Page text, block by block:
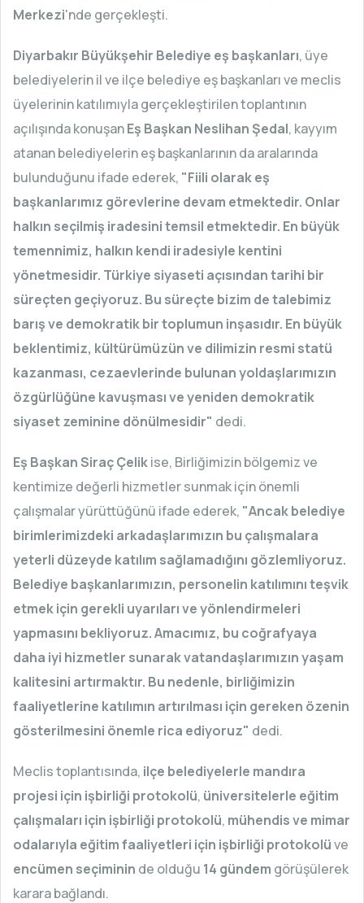
Merkezi'nde gerçekleşti.
Diyarbakır Büyükşehir Belediye eş başkanları, üye
belediyelerin il ve ilçe belediye eş başkanları ve meclis
üyelerinin katılımıyla gerçekleştirilen toplantının
açılışında konuşanEş Başkan Neslihan Şedal, kayyım
atanan belediyelerin eş başkanlarının da aralarında
bulunduğunu ifade ederek, "Fiili olarak eş
başkanlarımız görevlerine devam etmektedir. Onlar
halkın seçilmiş iradesini temsil etmektedir. En büyük
temennimiz, halkın kendi iradesiyle kentini
yönetmesidir. Türkiye siyaseti açısından tarihi bir
süreçten geçiyoruz. Bu süreçte bizim de talebimiz
barış ve demokratik bir toplumun inşasıdır. En büyük
beklentimiz, kültürümüzün ve dilimizin resmi statü
kazanması, cezaevlerinde bulunan yoldaşlarımızın
özgürlüğüne kavuşması ve yeniden demokratik
siyaset zeminine dönülmesidir" dedi.
Eş Başkan Siraç Çelikise, Birliğimizin bölgemiz ve
kentimize değerli hizmetler sunmak için önemli
çalışmalar yürüttüğünü ifade ederek, "Ancak belediye
birimlerimizdeki arkadaşlarımızın bu çalışmalara
yeterli düzeyde katılım sağlamadığını gözlemliyoruz.
Belediye başkanlarımızın, personelin katılımını teşvik
etmek için gerekli uyarıları ve yönlendirmeleri
yapmasını bekliyoruz. Amacımız, bu coğrafyaya
daha iyi hizmetler sunarak vatandaşlarımızın yaşam
kalitesini artırmaktır. Bu nedenle, birliğimizin
faaliyetlerine katılımın artırılması için gereken özenin
gösterilmesini önemle rica ediyoruz" dedi.
Meclis toplantısında, ilçe belediyelerle mandıra
projesi için işbirliği protokolü, üniversitelerle eğitim
çalışmaları için işbirliği protokolü, mühendis ve mimar
odalarıyla eğitim faaliyetleri için işbirliği protokolüve
encümen seçiminin de olduğu 14 gündem görüşülerek
karara bağlandı.